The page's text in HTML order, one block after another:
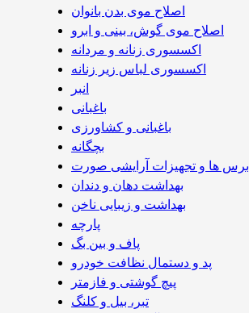
اصلاح موی بدن بانوان
اصلاح موی گوش، بینی و ابرو
اکسسوری زنانه و مردانه
اکسسوری لباس زیر زنانه
انبر
باغبانی
باغبانی و کشاورزی
بچگانه
برس ها و تجهیزات آرایشی صورت
بهداشت دهان و دندان
بهداشت و زیبایی ناخن
پارچه
پاف و بین بگ
پد و دستمال نظافت خودرو
پیچ گوشتی و فازمتر
تبر، بیل و کلنگ